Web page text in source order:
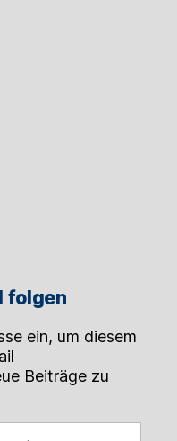
folgen
ein, um diesem
Beiträge zu